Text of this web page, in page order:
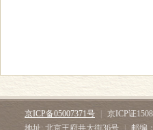
京ICP备05007371号 京ICP证